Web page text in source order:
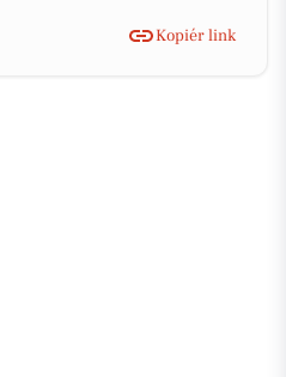
Kopiér link